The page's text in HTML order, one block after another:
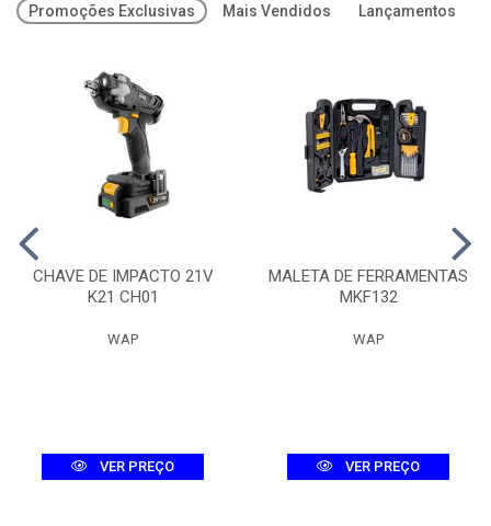
Promoções Exclusivas Mais Vendidos Lançamentos
CHAVE DE IMPACTO 21V
K21 CH01
WAP
VER PREÇO
MALETA DE FERRAMENTAS
MKF132
WAP
VER PREÇO